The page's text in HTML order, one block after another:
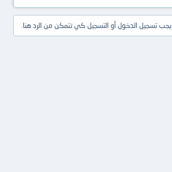
يجب تسجيل الدخول أو التسجيل كي تتمكن من الرد هنا.